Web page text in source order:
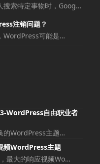
搜索特定事物时，Goog…
注销问题？
WordPress可能是…
WordPress自由职业者
的WordPress主题…
频WordPress主题
最大的响应视频Wo…